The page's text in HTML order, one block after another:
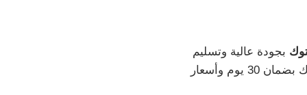
بجودة عالية وتسليم
فوري مضمون. خدمات تيك توك بضمان 30 يوم وأسعار